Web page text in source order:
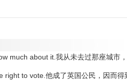
much about it.我从未去过那座城市
to vote.他成了英国公民，因而得